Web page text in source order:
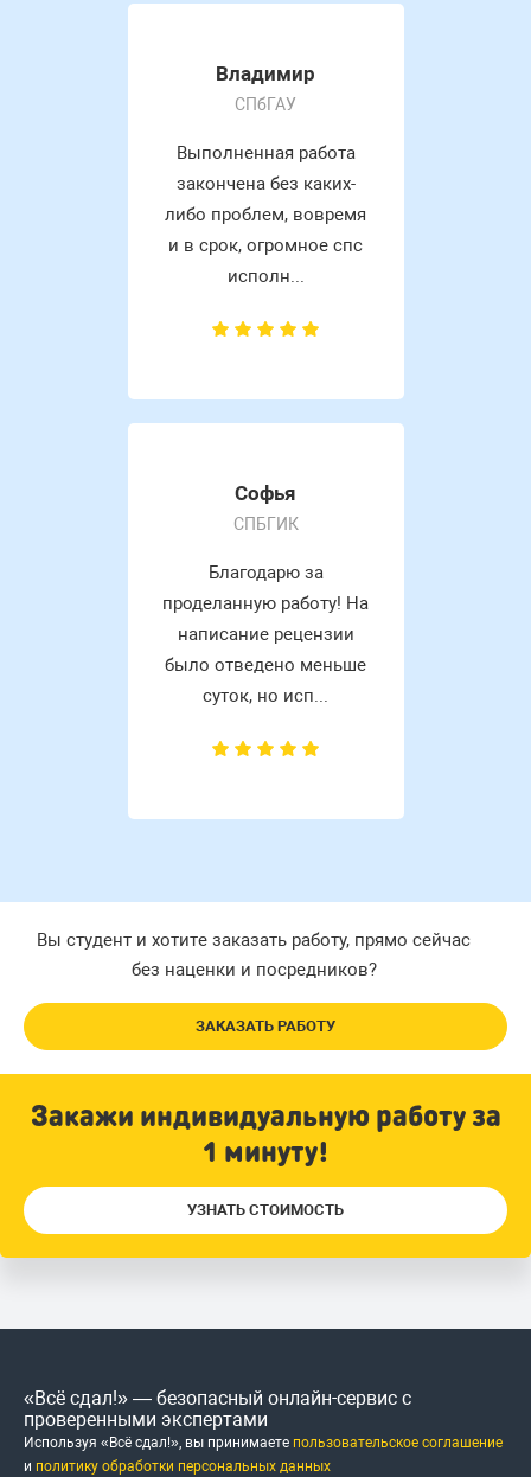
Владимир
СПбГАУ
Выполненная работа
закончена без каких-
либо проблем, вовремя
и в срок, огромное спс
исполн...
Софья
СПБГИК
Благодарю за
проделанную работу! На
написание рецензии
было отведено меньше
суток, но исп...
Вы студент и хотите заказать работу, прямо сейчас
без наценки и посредников?
ЗАКАЗАТЬ РАБОТУ
Закажи индивидуальную работу за
1 минуту!
УЗНАТЬ СТОИМОСТЬ
«Всё сдал!» — безопасный онлайн-сервис с
проверенными экспертами
Используя «Всё сдал!», вы принимаете пользовательское соглашение
и политику обработки персональных данных